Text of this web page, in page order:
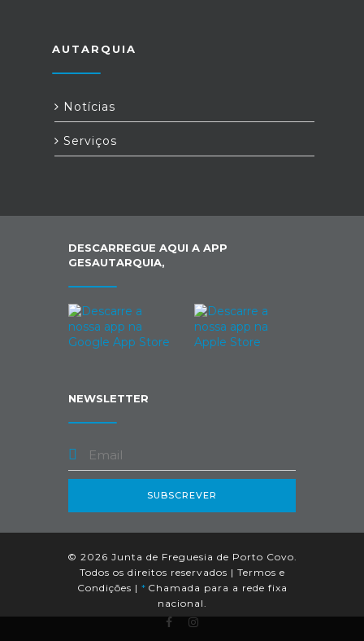
AUTARQUIA
Notícias
Serviços
DESCARREGUE AQUI A APP
GESAUTARQUIA,
NEWSLETTER
SUBSCREVER
© 2026 Junta de Freguesia de Porto Covo.
Todos os direitos reservados | Termos e
Condições | * Chamada para a rede fixa
nacional.